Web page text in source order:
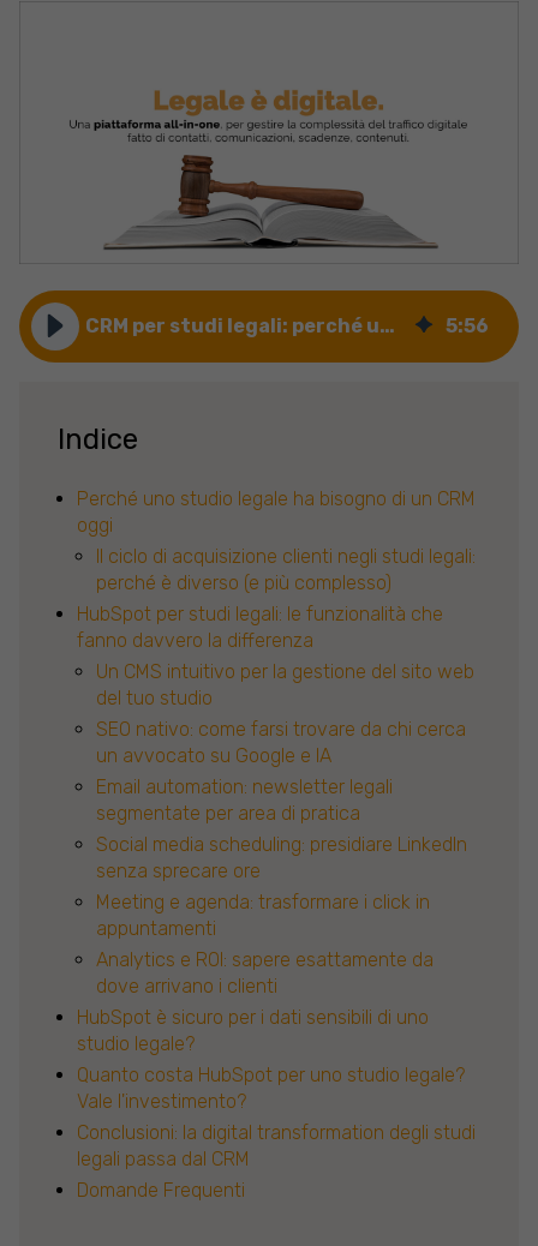
CRM per studi legali: perché usare HubSpot per il digital marketing 5:56
Indice
Perché uno studio legale ha bisogno di un CRM
oggi
Il ciclo di acquisizione clienti negli studi legali:
perché è diverso (e più complesso)
HubSpot per studi legali: le funzionalità che
fanno davvero la differenza
Un CMS intuitivo per la gestione del sito web
del tuo studio
SEO nativo: come farsi trovare da chi cerca
un avvocato su Google e IA
Email automation: newsletter legali
segmentate per area di pratica
Social media scheduling: presidiare LinkedIn
senza sprecare ore
Meeting e agenda: trasformare i click in
appuntamenti
Analytics e ROI: sapere esattamente da
dove arrivano i clienti
HubSpot è sicuro per i dati sensibili di uno
studio legale?
Quanto costa HubSpot per uno studio legale?
Vale l'investimento?
Conclusioni: la digital transformation degli studi
legali passa dal CRM
Domande Frequenti